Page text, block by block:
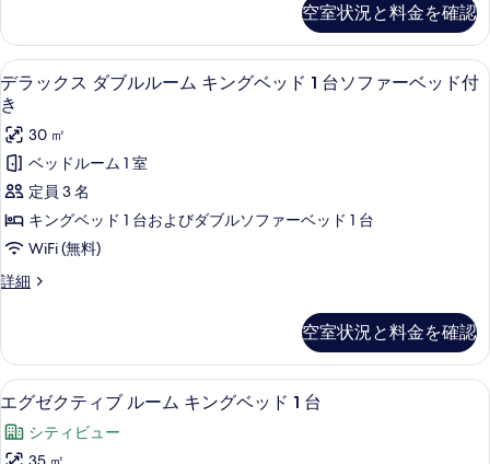
ニ
ー
の
す
べ
て
の
写
真
を
示
す
る
ル
コ
ニ
ー
の
詳
細
ム
ベ
ッ
ド
(複
数
台)
の
す
べ
写
真
を
表
ア
ツ
イ
ン
ル
ー
ム
ベ
ッ
ド
数
台)
の
空室状況と料金を確認
デ
ラ
ッ
ク
ス
ダ
ブ
ル
ム
キ
ン
グ
デラックス ダブルルーム キングベ
12
デラックス ダブルルーム キングベッド 1 台ソファーベッド付
き
30 ㎡
ベッドルーム 1 室
定員 3 名
キングベッド 1 台およびダブルソファーベッド 1 台
WiFi (無料)
詳細
デ
ス
ダ
ブ
ル
ー
空室状況と料金を確認
エ
グ
ゼ
エグゼクティブ ルーム キングベッ
9
エグゼクティブ ルーム キングベッド 1 台
シティビュー